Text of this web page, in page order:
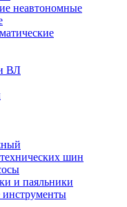
неавтономные
ВЛ
шин
и паяльники